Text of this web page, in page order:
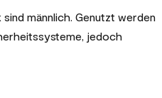
männlich. Genutzt werden
jedoch